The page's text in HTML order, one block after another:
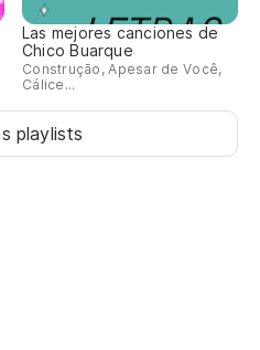
Las mejores canciones de
Chico Buarque
Construção, Apesar de Você,
Cálice...
playlists